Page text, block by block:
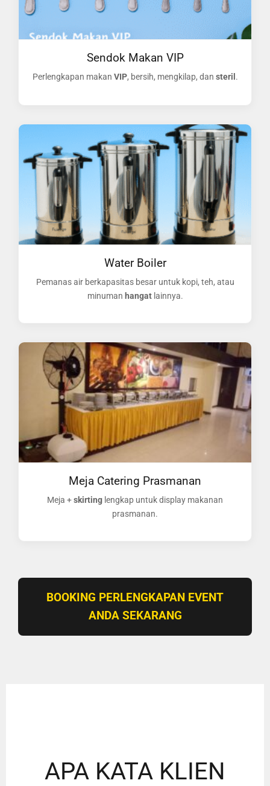
Sendok Makan VIP
Perlengkapan makan VIP, bersih, mengkilap, dan steril .
Water Boiler
Pemanas air berkapasitas besar untuk kopi, teh, atau
minuman hangatlainnya.
Meja Catering Prasmanan
Meja +skirting lengkap untuk display makanan
prasmanan.
BOOKING PERLENGKAPAN EVENT
ANDA SEKARANG
APA KATA KLIEN